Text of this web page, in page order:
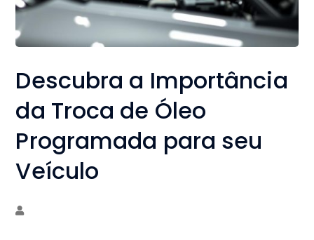
Descubra a Importância
da Troca de Óleo
Programada para seu
Veículo